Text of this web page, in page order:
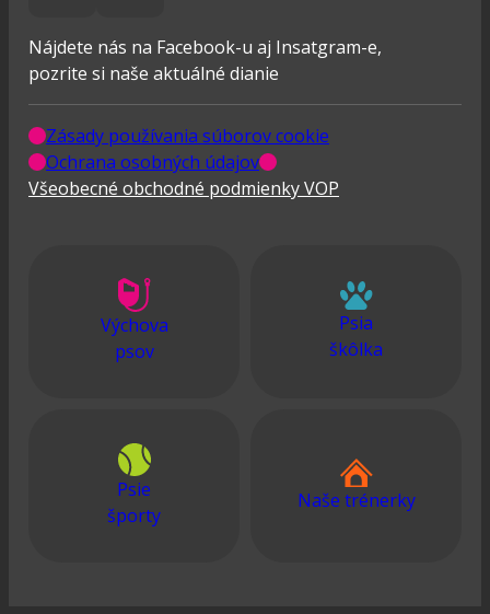
Nájdete nás na Facebook-u aj Insatgram-e,
pozrite si naše aktuálné dianie
Zásady používania súborov cookie
Ochrana osobných údajov
Všeobecné obchodné podmienky VOP
Výchova
psov
Psia
škôlka
Psie
športy
Naše trénerky